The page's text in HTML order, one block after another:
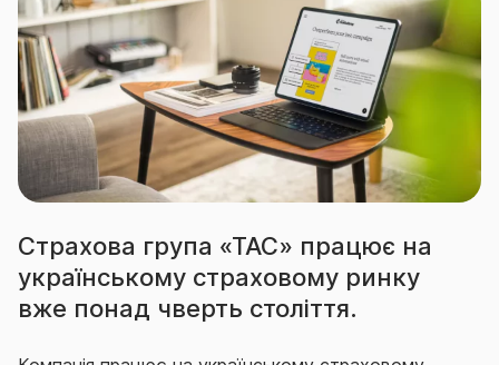
Страхова група «ТАС» працює на
українському страховому ринку
вже понад чверть століття.